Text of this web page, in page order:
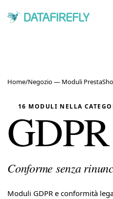
Home/Negozio — Moduli
16 MODULI NELLA
Conforme senza
Moduli GDPR e conformità